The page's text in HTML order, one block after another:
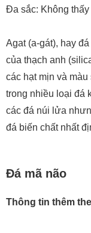
Đa sắc: Không thấy
Agat (a-gát), hay
của thạch anh
các hạt mịn và
trong nhiều loại đá
các đá núi lửa
đá biến chất nhất
Đá mã não
Thông tin thêm